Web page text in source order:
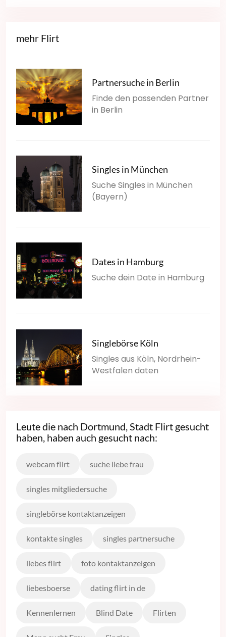
mehr Flirt
Partnersuche in Berlin
Finde den passenden Partner
in Berlin
Singles in München
Suche Singles in München
(Bayern)
Dates in Hamburg
Suche dein Date in Hamburg
Singlebörse Köln
Singles aus Köln, Nordrhein-
Westfalen daten
Leute die nach Dortmund, Stadt Flirt gesucht
haben, haben auch gesucht nach:
webcam flirt suche liebe frau
singles mitgliedersuche
singlebörse kontaktanzeigen
kontakte singles singles partnersuche
liebes flirt foto kontaktanzeigen
liebesboerse dating flirt in de
Kennenlernen Blind Date Flirten